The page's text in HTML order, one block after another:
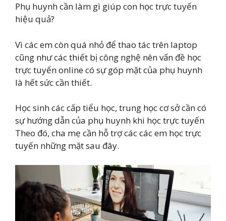
Phụ huynh cần làm gì giúp con học trực tuyến
hiệu quả?
Vì các em còn quá nhỏ để thao tác trên laptop
cũng như các thiết bị công nghệ nên vấn đề học
trực tuyến online có sự góp mặt của phụ huynh
là hết sức cần thiết.
Học sinh các cấp tiểu học, trung học cơ sở cần có
sự hướng dẫn của phụ huynh khi học trực tuyến
Theo đó, cha mẹ cần hỗ trợ các các em học trực
tuyến những mặt sau đây.